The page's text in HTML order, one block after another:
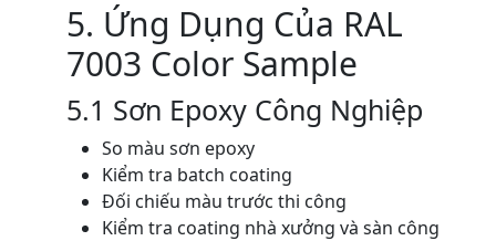
5. Ứng Dụng Của RAL
7003 Color Sample
5.1 Sơn Epoxy Công Nghiệp
So màu sơn epoxy
Kiểm tra batch coating
Đối chiếu màu trước thi công
Kiểm tra coating nhà xưởng và sàn công